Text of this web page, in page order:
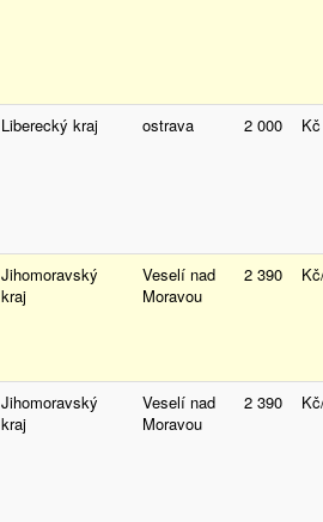
Liberecký kraj ostrava 2 000
Jihomoravský
kraj
Veselí nad
Moravou
2 390
Jihomoravský
kraj
Veselí nad
Moravou
2 390